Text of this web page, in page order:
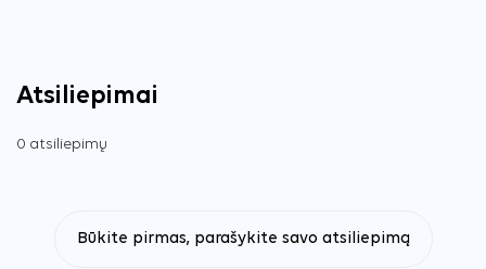
Atsiliepimai
0 atsiliepimų
Būkite pirmas, parašykite savo atsiliepimą